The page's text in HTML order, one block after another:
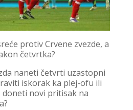
protiv Crvene zvezde, a
četvrtka?
naneti četvrti uzastopni
iskorak ka plej-ofu ili
novi pritisak na